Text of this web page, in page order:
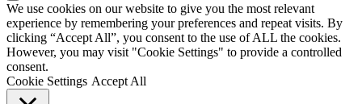
We use cookies on our website to give you the most relevant
experience by remembering your preferences and repeat visits. By
clicking “Accept All”, you consent to the use of ALL the cookies.
However, you may visit "Cookie Settings" to provide a controlled
consent.
Cookie Settings Accept All